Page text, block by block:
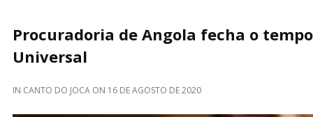
Procuradoria de Angola fecha o
Universal
IN CANTO DO JOCA ON 16 DE AGOSTO DE 2020